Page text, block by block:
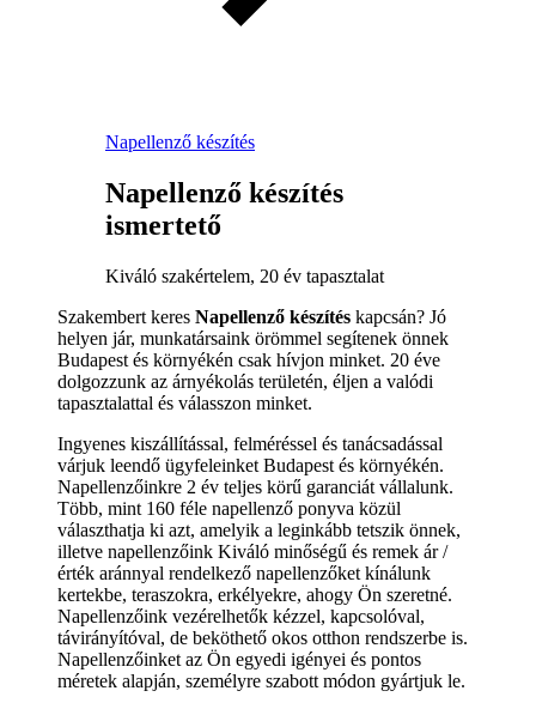
Napellenző készítés
Napellenző készítés
ismertető
Kiváló szakértelem, 20 év tapasztalat
Szakembert keres Napellenző készítés kapcsán? Jó
helyen jár, munkatársaink örömmel segítenek önnek
Budapest és környékén csak hívjon minket. 20 éve
dolgozzunk az árnyékolás területén, éljen a valódi
tapasztalattal és válasszon minket.
Ingyenes kiszállítással, felméréssel és tanácsadással
várjuk leendő ügyfeleinket Budapest és környékén.
Napellenzőinkre 2 év teljes körű garanciát vállalunk.
Több, mint 160 féle napellenző ponyva közül
választhatja ki azt, amelyik a leginkább tetszik önnek,
illetve napellenzőink Kiváló minőségű és remek ár /
érték aránnyal rendelkező napellenzőket kínálunk
kertekbe, teraszokra, erkélyekre, ahogy Ön szeretné.
Napellenzőink vezérelhetők kézzel, kapcsolóval,
távirányítóval, de beköthető okos otthon rendszerbe is.
Napellenzőinket az Ön egyedi igényei és pontos
méretek alapján, személyre szabott módon gyártjuk le.